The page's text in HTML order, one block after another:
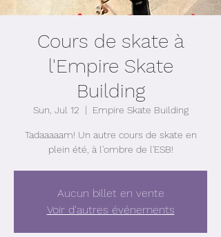
Cours de skate à
l'Empire Skate
Building
Sun, Jul 12
  |
Empire Skate Building
Tadaaaaam! Un autre cours de skate en
plein été, à l'ombre de l'ESB!
Aucun billet en vente
Voir d'autres événements